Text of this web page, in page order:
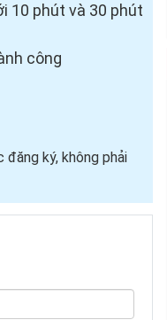
10 phút và 30 phút
công
ký, không phải